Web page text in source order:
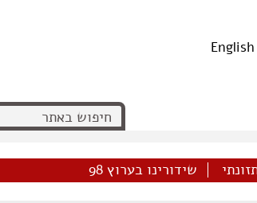
English
שידורינו בערוץ 98